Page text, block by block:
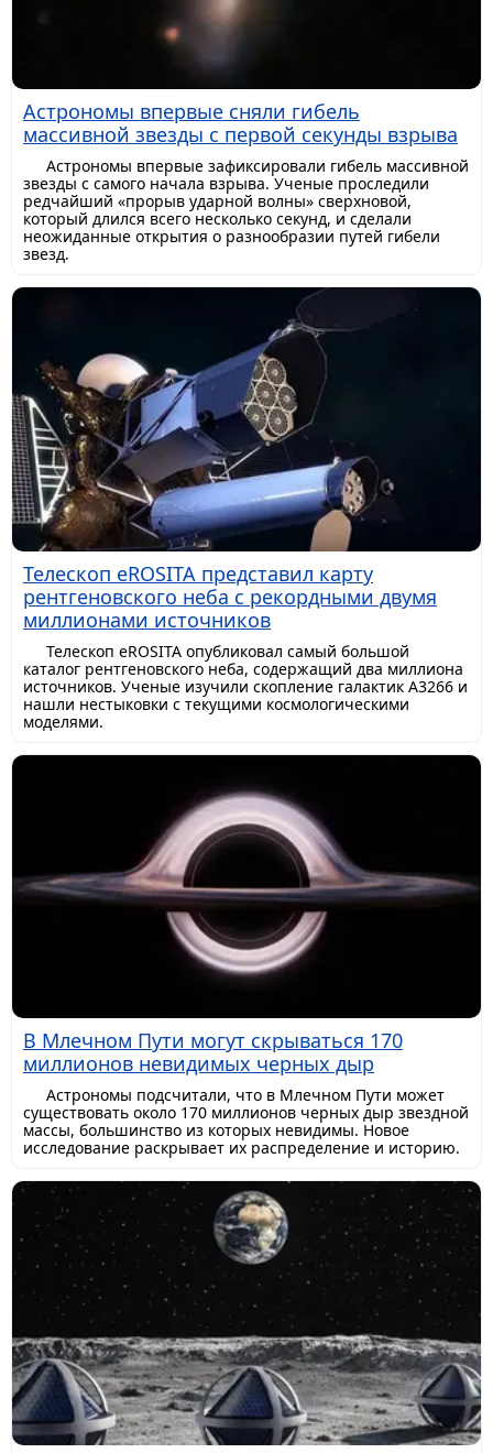
Астрономы впервые сняли гибель
массивной звезды с первой секунды взрыва
Астрономы впервые зафиксировали гибель массивной
звезды с самого начала взрыва. Ученые проследили
редчайший «прорыв ударной волны» сверхновой,
который длился всего несколько секунд, и сделали
неожиданные открытия о разнообразии путей гибели
звезд.
Телескоп eROSITA представил карту
рентгеновского неба с рекордными двумя
миллионами источников
Телескоп eROSITA опубликовал самый большой
каталог рентгеновского неба, содержащий два миллиона
источников. Ученые изучили скопление галактик A3266 и
нашли нестыковки с текущими космологическими
моделями.
В Млечном Пути могут скрываться 170
миллионов невидимых черных дыр
Астрономы подсчитали, что в Млечном Пути может
существовать около 170 миллионов черных дыр звездной
массы, большинство из которых невидимы. Новое
исследование раскрывает их распределение и историю.